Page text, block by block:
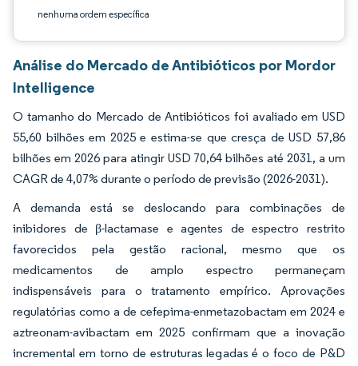
nenhuma ordem específica
Análise do Mercado de Antibióticos por Mordor
Intelligence
O tamanho do Mercado de Antibióticos foi avaliado em USD
55,60 bilhões em 2025 e estima-se que cresça de USD 57,86
bilhões em 2026 para atingir USD 70,64 bilhões até 2031, a um
CAGR de 4,07% durante o período de previsão (2026-2031).
A demanda está se deslocando para combinações de
inibidores de β-lactamase e agentes de espectro restrito
favorecidos pela gestão racional, mesmo que os
medicamentos de amplo espectro permaneçam
indispensáveis para o tratamento empírico. Aprovações
regulatórias como a de cefepima-enmetazobactam em 2024 e
aztreonam-avibactam em 2025 confirmam que a inovação
incremental em torno de estruturas legadas é o foco de P&D